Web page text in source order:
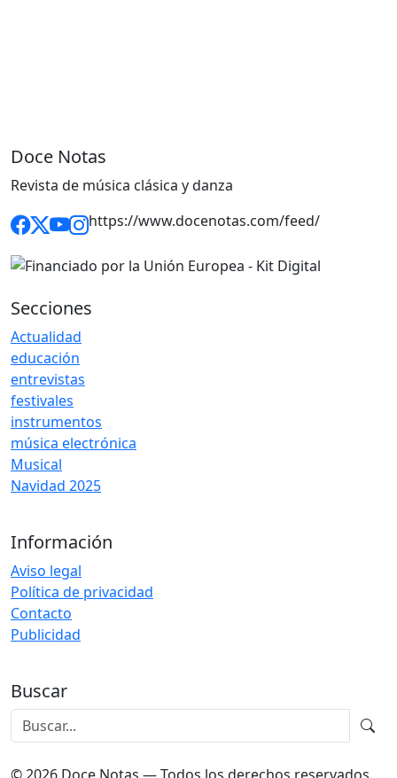
Doce Notas
Revista de música clásica y danza
https://www.docenotas.com/feed/
Secciones
Actualidad
educación
entrevistas
festivales
instrumentos
música electrónica
Musical
Navidad 2025
Información
Aviso legal
Política de privacidad
Contacto
Publicidad
Buscar